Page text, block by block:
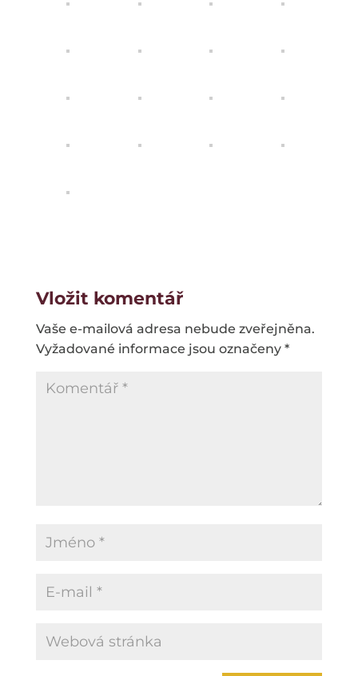
Vložit komentář
Vaše e-mailová adresa nebude zveřejněna.
Vyžadované informace jsou označeny *